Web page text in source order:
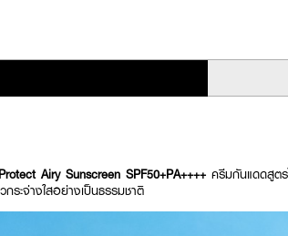
Airy Sunscreen SPF50+PA++++ ครีมกันแดดสูต
ระจ่างใสอย่างเป็นธรรมชาติ​